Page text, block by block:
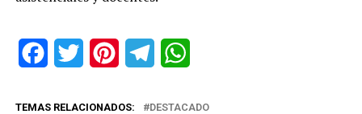
FacebookTwitter PinterestTelegram
TEMAS RELACIONADOS: DESTACADO